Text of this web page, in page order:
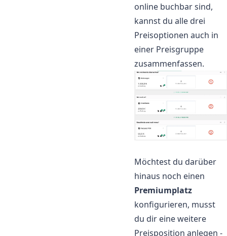
online buchbar sind,
kannst du alle drei
Preisoptionen auch in
einer Preisgruppe
zusammenfassen.
Möchtest du darüber
hinaus noch einen
Premiumplatz
konfigurieren, musst
du dir eine weitere
Preisposition anlegen -